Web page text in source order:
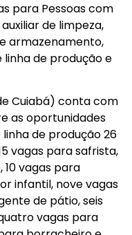
para Pessoas com
de limpeza,
armazenamento,
linha de produção e
Cuiabá) conta com
as oportunidades
de produção 26
vagas para safrista,
10 vagas para
infantil, nove vagas
de pátio, seis
vagas para